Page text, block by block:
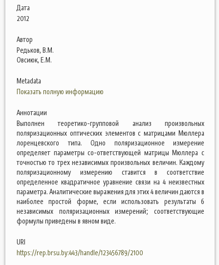
Дата
2012
Автор
Редьков, В.М.
Овсиюк, Е.М.
Metadata
Показать полную информацию
Аннотации
Выполнен теоретико-групповой анализ произвольных
поляризационных оптических элементов с матрицами Мюллера
лоренцевского типа. Одно поляризационное измерение
определяет параметры со-ответствующей матрицы Мюллера с
точностью то трех независимых произвольных величин. Каждому
поляризационному измерению ставится в соответствие
определенное квадратичное уравнение связи на 4 неизвестных
параметра. Аналитические выражения для этих 4 величин даются в
наиболее простой форме, если использовать результаты 6
независимых поляризационных измерений; соответствующие
формулы приведены в явном виде.
URI
https://rep.brsu.by:443/handle/123456789/2100